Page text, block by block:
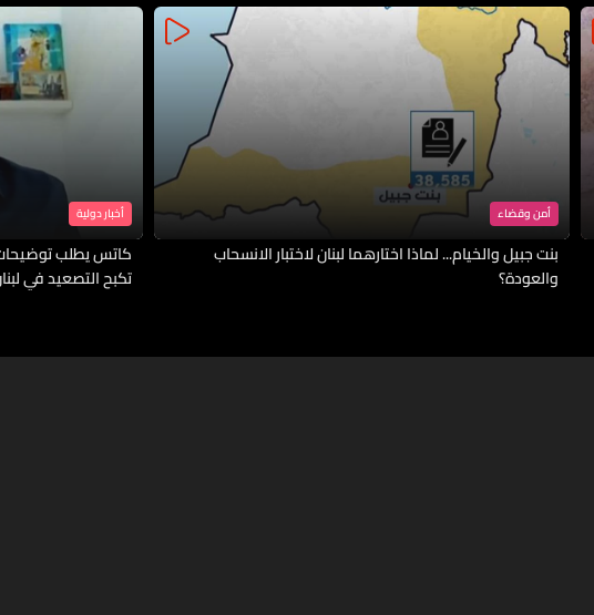
أمن وقضاء
بنت جبيل والخيام... لماذا اختارهما لبنان لاختبار الانسحاب
والعودة؟
أخبار دولية
كاتس يطلب
تكبح التصعيد في